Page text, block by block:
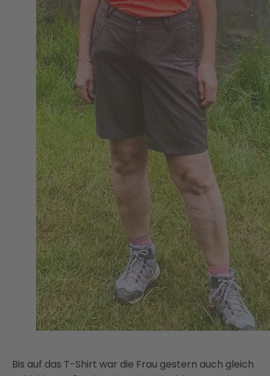
Bis auf das T-Shirt war die Frau gestern auch gleich